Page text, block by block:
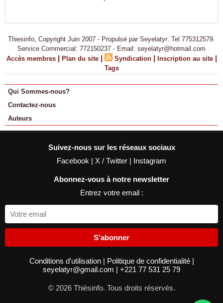
Thiesinfo, Copyright Juin 2007 - Propulsé par Seyelatyr: Tel 775312579.
Service Commercial: 772150237 - Email: seyelatyr@hotmail.com
Accès membres | Plan du site | Syndication | Inscription au site |
Tags
Qui Sommes-nous?
Contactez-nous
Auteurs
Suivez-nous sur les réseaux sociaux
Facebook | X / Twitter | Instagram
Abonnez-vous à notre newsletter
Entrez votre email :
S'abonner
Conditions d'utilisation | Politique de confidentialité |
seyelatyr@gmail.com | +221 77 531 25 79
© 2026 Thièsinfo. Tous droits réservés.